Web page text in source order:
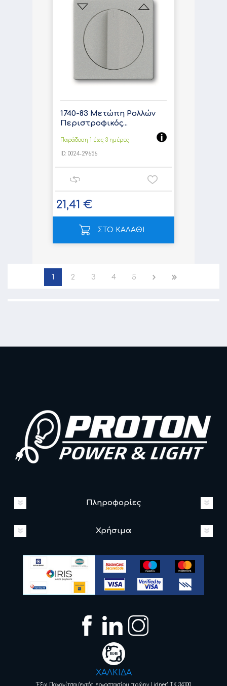
1740-83 Μετώπη Ρολλών
Περιστροφικός...
Παράδοση 1 έως 3 ημέρες
ID: 0024-29656
21,41 €
ΣΤΟ ΚΑΛΑΘΙ
1 2 3 4 5
Πληροφορίες
Χρήσιμα
ΧΑΛΚΙΔΑ
Έξω Παναγίτσα (εντός εργοστασίου πρώην Lidner) ΤΚ 34100